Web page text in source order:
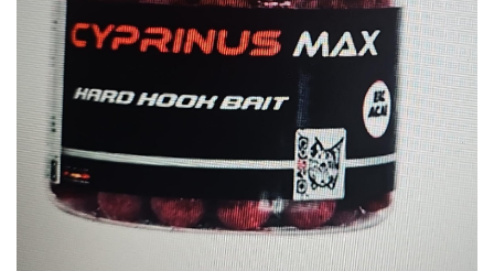
Inicio Carpfishing Cebos Trybion Cyprinus
- 10%